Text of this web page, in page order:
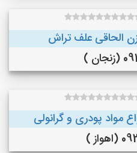
الحاقی علف تراش
)
مواد پودری و گرانولی
)